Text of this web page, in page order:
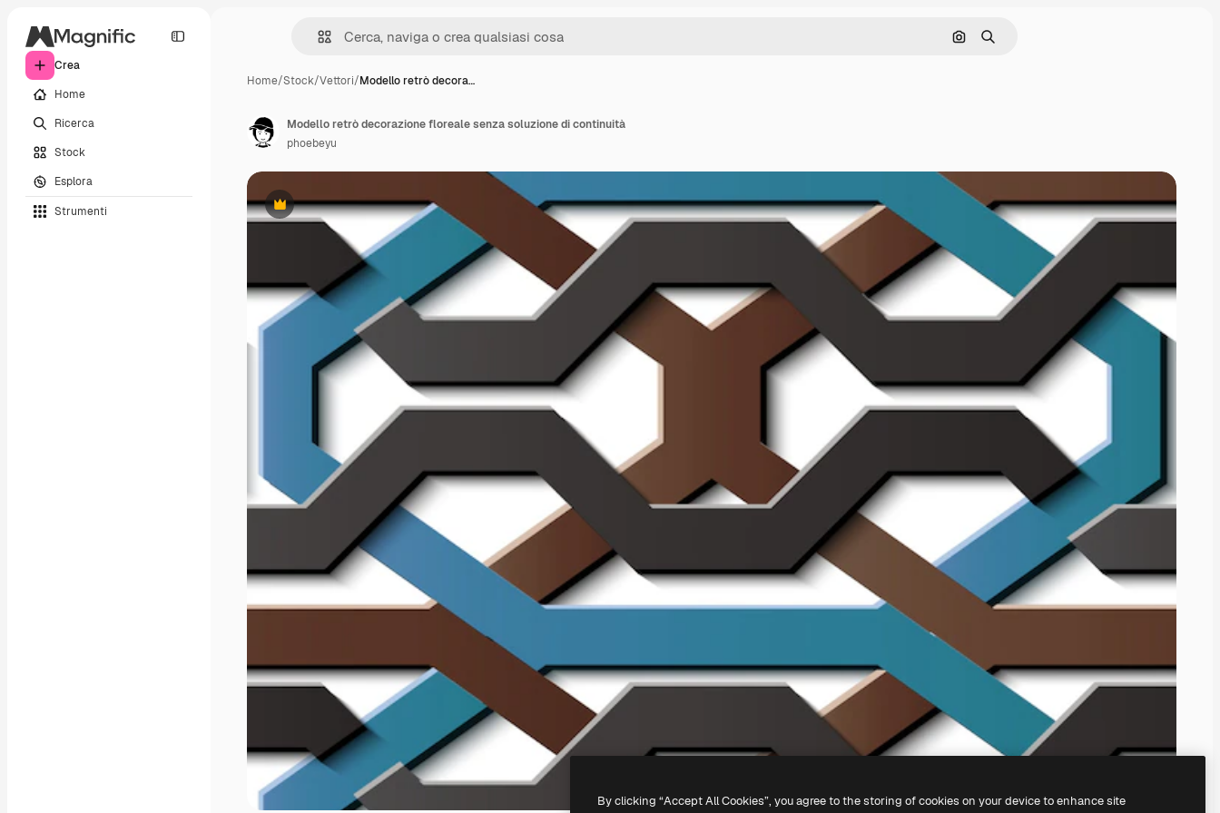
Crea
Home
Ricerca
Stock
Esplora
Strumenti
Cerca per immagine
Ricerca
Home/Stock/Vettori/Modello retrò decora…
Premium
Modello retrò decorazione floreale senza soluzione di continuità
phoebeyu
By clicking “Accept All Cookies”, you agree to the storing of cookies on your device to enhance site